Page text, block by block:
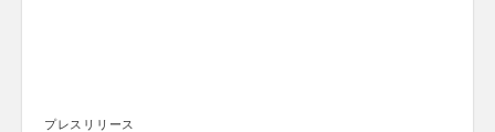
プレスリリース